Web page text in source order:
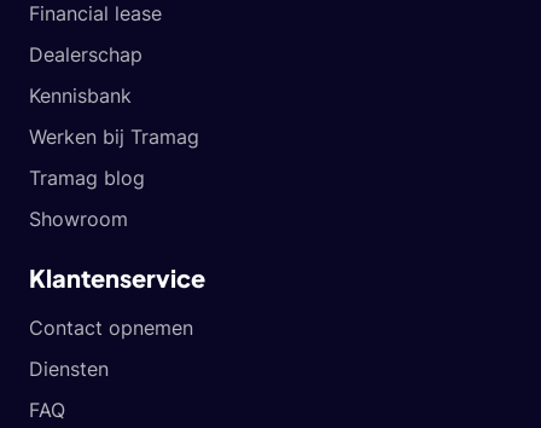
Financial lease
Dealerschap
Kennisbank
Werken bij Tramag
Tramag blog
Showroom
Klantenservice
Contact opnemen
Diensten
FAQ